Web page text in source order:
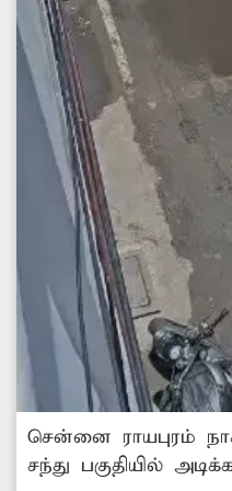
சென்னை ராயபுரம்
சந்து பகுதியில்